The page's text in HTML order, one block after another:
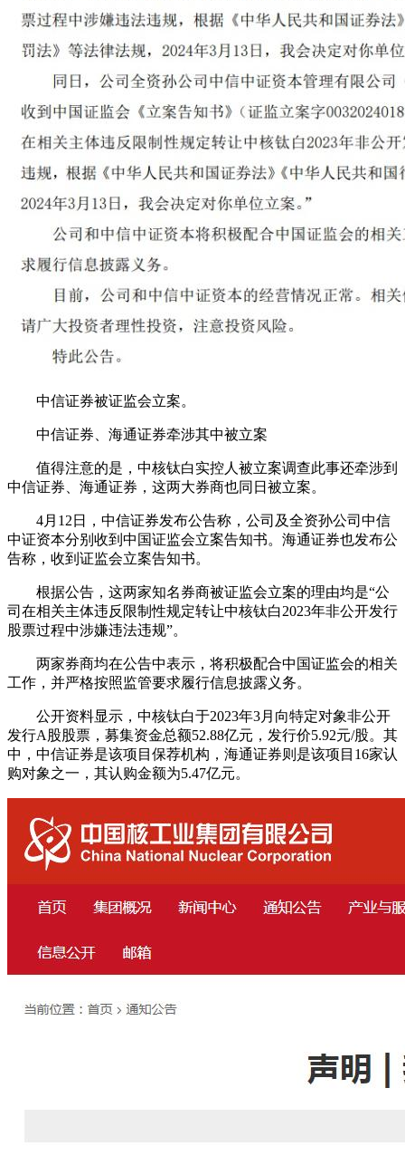
中信证券被证监会立案。
中信证券、海通证券牵涉其中被立案
值得注意的是，中核钛白实控人被立案调查此事还牵涉到
中信证券、海通证券，这两大券商也同日被立案。
4月12日，中信证券发布公告称，公司及全资孙公司中信
中证资本分别收到中国证监会立案告知书。海通证券也发布公
告称，收到证监会立案告知书。
根据公告，这两家知名券商被证监会立案的理由均是“公
司在相关主体违反限制性规定转让中核钛白2023年非公开发行
股票过程中涉嫌违法违规”。
两家券商均在公告中表示，将积极配合中国证监会的相关
工作，并严格按照监管要求履行信息披露义务。
公开资料显示，中核钛白于2023年3月向特定对象非公开
发行A股股票，募集资金总额52.88亿元，发行价5.92元/股。其
中，中信证券是该项目保荐机构，海通证券则是该项目16家认
购对象之一，其认购金额为5.47亿元。